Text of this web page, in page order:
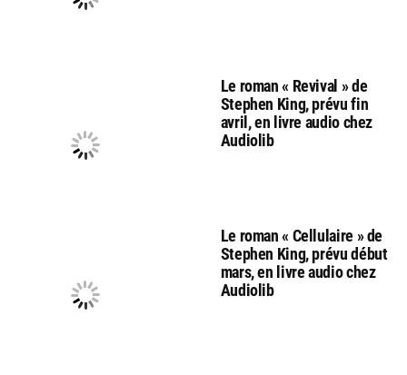
Le roman « Revival » de
Stephen King, prévu fin
avril, en livre audio chez
Audiolib
Le roman « Cellulaire » de
Stephen King, prévu début
mars, en livre audio chez
Audiolib